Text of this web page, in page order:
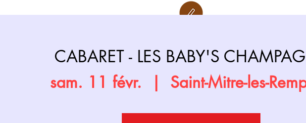
CABARET - LES BABY'S
sam. 11 févr. Saint-Mitre-les-